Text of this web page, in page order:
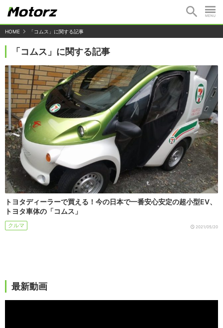
HOME 「コムス」に関する記事
「コムス」に関する記事
トヨタディーラーで買える！今の日本で一番安心安定の超小型EV、
トヨタ車体の「コムス」
クルマ 2021/05/20
最新動画